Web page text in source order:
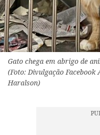
Gato chega em abrigo de
(Foto: Divulgação
Haralson)